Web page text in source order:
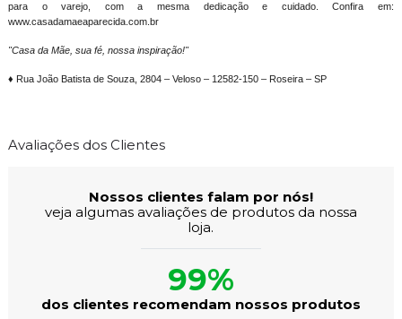
para o varejo, com a mesma dedicação e cuidado. Confira em:
www.casadamaeaparecida.com.br
"Casa da Mãe, sua fé, nossa inspiração!"
♦ Rua João Batista de Souza, 2804 – Veloso – 12582-150 – Roseira – SP
Avaliações dos Clientes
Nossos clientes falam por nós!
veja algumas avaliações de produtos da nossa
loja.
99%
dos clientes recomendam nossos produtos